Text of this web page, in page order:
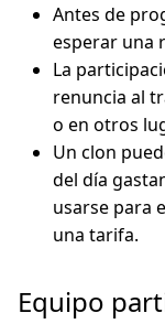
Antes de
esperar una
La
renuncia al
o en otros
Un clon
del día
usarse para
una tarifa.
Equipo